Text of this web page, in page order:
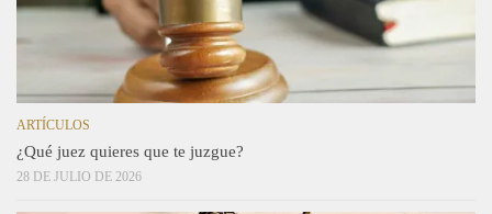
ARTÍCULOS
¿Qué juez quieres que te juzgue?
28 DE JULIO DE 2026